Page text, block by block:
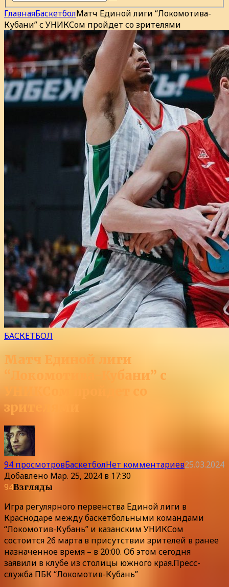
ГлавнаяБаскетболМатч Единой лиги “Локомотива-
Кубани” с УНИКСом пройдет со зрителями
БАСКЕТБОЛ
Матч Единой лиги
“Локомотива-Кубани” с
УНИКСом пройдет со
зрителями
94 просмотровБаскетболНет комментариев25.03.2024
Добавлено Мар. 25, 2024 в 17:30
94Взгляды
Игра регулярного первенства Единой лиги в
Краснодаре между баскетбольными командами
“Локомотив-Кубань” и казанским УНИКСом
состоится 26 марта в присутствии зрителей в ранее
назначенное время – в 20:00. Об этом сегодня
заявили в клубе из столицы южного края.Пресс-
служба ПБК “Локомотив-Кубань”